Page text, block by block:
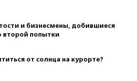
и бизнесмены, добившиеся
второй попытки
от солнца на курорте?